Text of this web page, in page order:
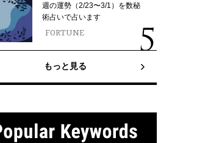
週の運勢（2/23〜3/1）を数秘
術占いで占います
FORTUNE
もっと見る